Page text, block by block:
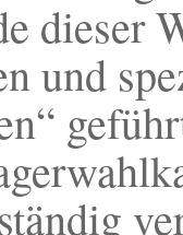
dieser
und